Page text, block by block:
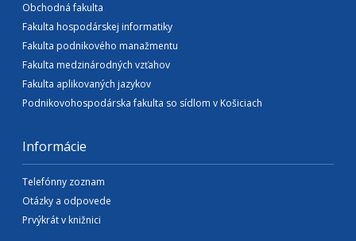
Obchodná fakulta
Fakulta hospodárskej informatiky
Fakulta podnikového manažmentu
Fakulta medzinárodných vzťahov
Fakulta aplikovaných jazykov
Podnikovohospodárska fakulta so sídlom v Košiciach
Informácie
Telefónny zoznam
Otázky a odpovede
Prvýkrát v knižnici